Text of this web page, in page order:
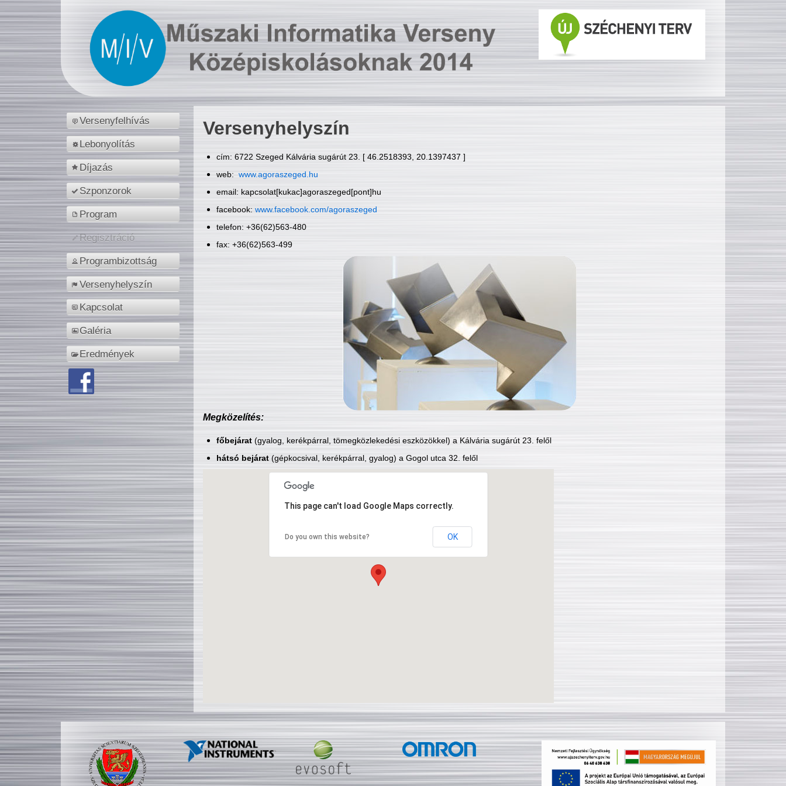
Versenyfelhívás
Lebonyolítás
Díjazás
Szponzorok
Program
Regisztráció
Programbizottság
Versenyhelyszín
Kapcsolat
Galéria
Eredmények
Versenyhelyszín
cím: 6722 Szeged Kálvária sugárút 23. [ 46.2518393, 20.1397437 ]
web: www.agoraszeged.hu
email: kapcsolat[kukac]agoraszeged[pont]hu
facebook: www.facebook.com/agoraszeged
telefon: +36(62)563-480
fax: +36(62)563-499
Megközelítés:
főbejárat(gyalog, kerékpárral, tömegközlekedési eszközökkel) a Kálvária sugárút 23. felől
hátsó bejárat(gépkocsival, kerékpárral, gyalog) a Gogol utca 32. felől
This page can't load Google Maps correctly.
Do you own this website? OK